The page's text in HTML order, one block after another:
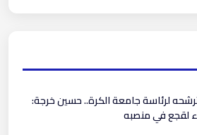
لرئاسة جامعة الكرة.. حسين خرجة:
لقجع في منصبه